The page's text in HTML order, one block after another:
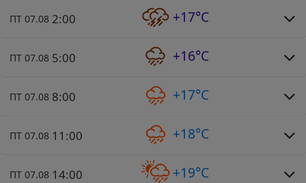
ПТ 07.08 2:00 +17°C
ПТ 07.08 5:00 +16°C
ПТ 07.08 8:00 +17°C
ПТ 07.08 11:00 +18°C
ПТ 07.08 14:00 +19°C